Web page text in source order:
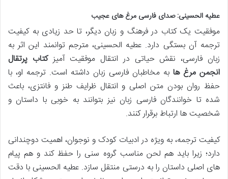
عطیه الحسینی: صدای فارسی مرغ های عجیب
موفقیت یک کتاب در فرهنگ و زبان دیگر، تا حد زیادی به کیفیت
ترجمه آن بستگی دارد. عطیه الحسینی، مترجم توانمند این اثر به
زبان فارسی، نقش حیاتی در انتقال موفقیت آمیزکتاب پرتقال
انجمن مرغ ها به مخاطبان فارسی زبان داشته است. ترجمه او، با
حفظ روان بودن متن اصلی و انتقال ظرایف طنز و فانتزی، باعث
شده تا خوانندگان فارسی زبان نیز بتوانند به خوبی با داستان و
شخصیت ها ارتباط برقرار کنند.
کیفیت ترجمه، به ویژه در ادبیات کودک و نوجوان، اهمیت دوچندانی
دارد؛ زیرا باید هم لحن مناسب گروه سنی را حفظ کند و هم پیام
های اصلی داستان را به درستی منتقل سازد. عطیه الحسینی با دقت